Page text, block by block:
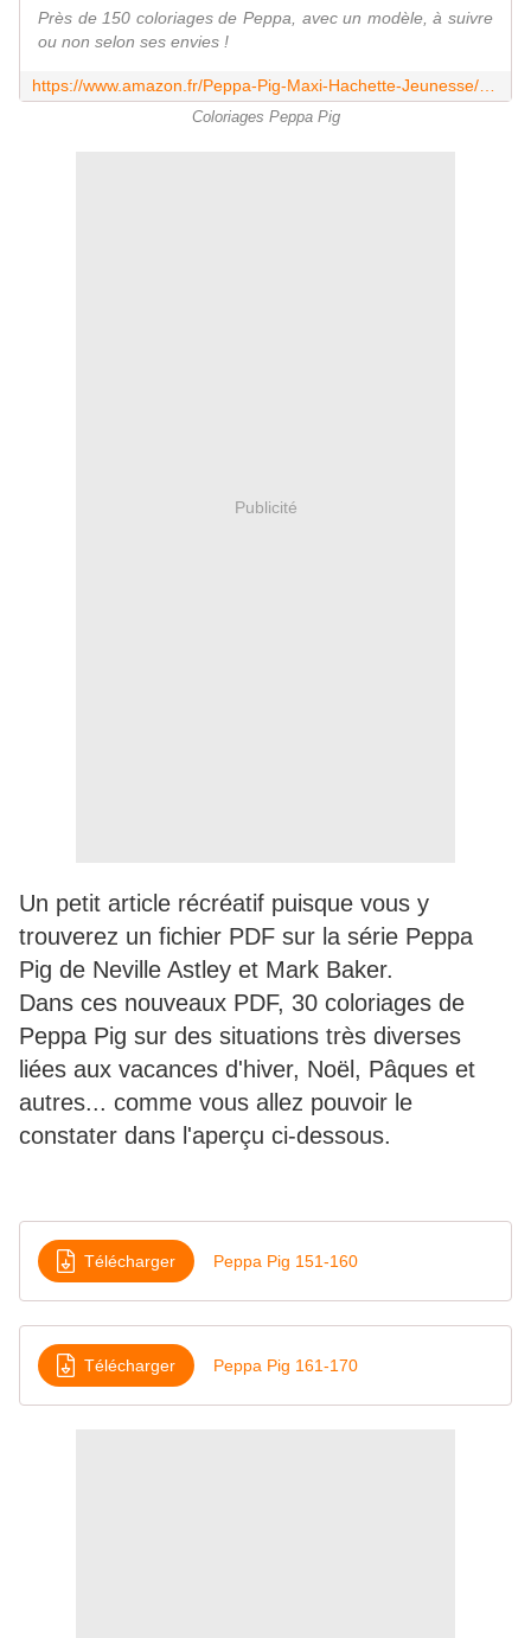
Près de 150 coloriages de Peppa, avec un modèle, à suivre
ou non selon ses envies !
Coloriages Peppa Pig
Publicité
Un petit article récréatif puisque vous y
trouverez un fichier PDF sur la série Peppa
Pig de Neville Astley et Mark Baker.
Dans ces nouveaux PDF, 30 coloriages de
Peppa Pig sur des situations très diverses
liées aux vacances d'hiver, Noël, Pâques et
autres... comme vous allez pouvoir le
constater dans l'aperçu ci-dessous.
Télécharger Peppa Pig 151-160
Télécharger Peppa Pig 161-170